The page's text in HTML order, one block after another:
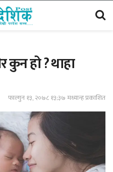
कुन हो ? थाहा
फाल्गुन १३, २०७८ १३;३७ मध्यान्ह प्रकाशित